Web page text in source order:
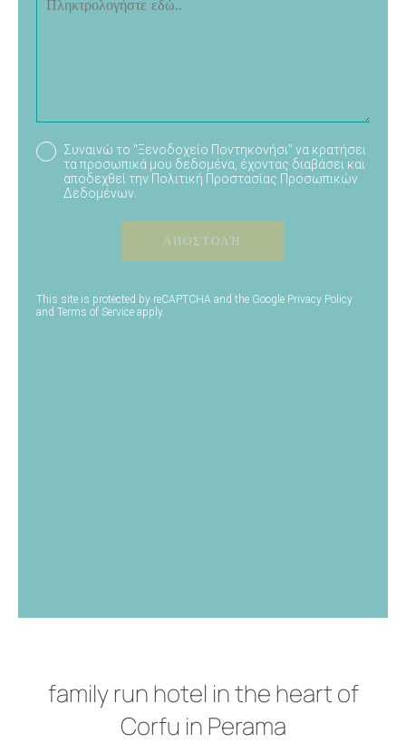
Συναινώ το "Ξενοδοχείο Ποντηκονήσι" να κρατήσει
τα προσωπικά μου δεδομένα, έχοντας διαβάσει και
αποδεχθεί την Πολιτική Προστασίας Προσωπικών
Δεδομένων
ΑΠΟΣΤΟΛΉ
This site is protected by reCAPTCHA and the Google Privacy Policy
andTerms of Service apply.
family run hotel in the heart of
Corfu in Perama